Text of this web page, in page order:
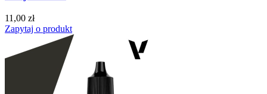
11,00 zł
Zapytaj o produkt